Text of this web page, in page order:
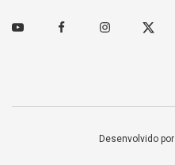
Youtube FacebookInstagramTwitter
Desenvolvido por